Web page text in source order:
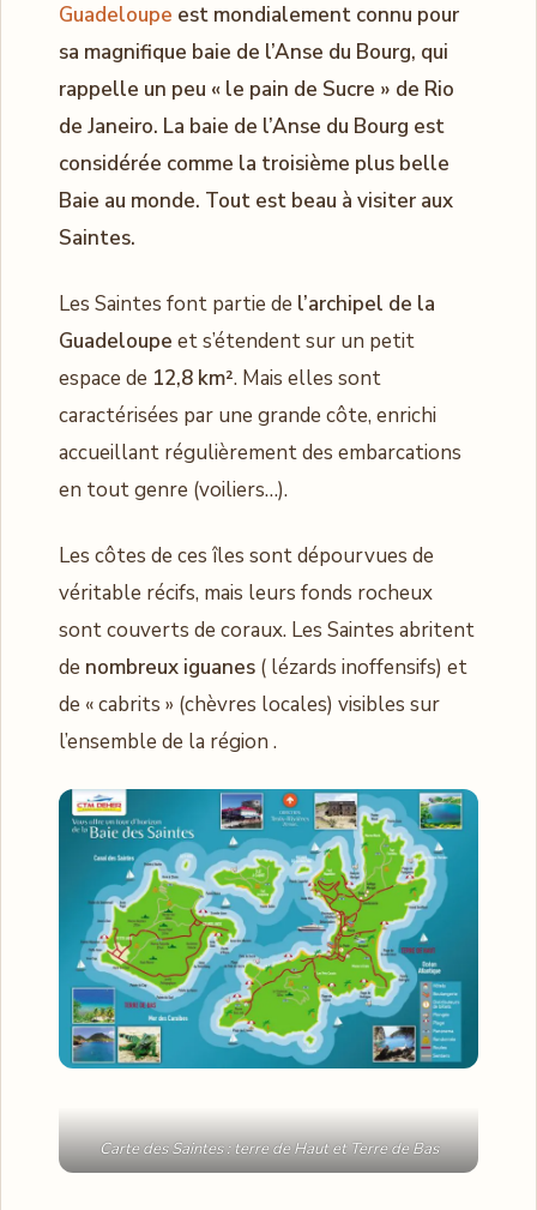
Guadeloupe est mondialement connu pour
sa magnifique baie de l’Anse du Bourg, qui
rappelle un peu « le pain de Sucre » de Rio
de Janeiro. La baie de l’Anse du Bourg est
considérée comme la troisième plus belle
Baie au monde. Tout est beau à visiter aux
Saintes.
Les Saintes font partie de l’archipel de la
Guadeloupe et s’étendent sur un petit
espace de 12,8 km². Mais elles sont
caractérisées par une grande côte, enrichi
accueillant régulièrement des embarcations
en tout genre (voiliers…).
Les côtes de ces îles sont dépourvues de
véritable récifs, mais leurs fonds rocheux
sont couverts de coraux. Les Saintes abritent
de nombreux iguanes ( lézards inoffensifs) et
de « cabrits » (chèvres locales) visibles sur
l’ensemble de la région .
Carte des Saintes : terre de Haut et Terre de Bas